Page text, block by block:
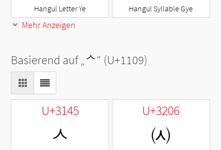
Hangul Letter Ye Hangul Syllable Gye
Mehr Anzeigen
Basierend auf „ᄉ“ (U+1109)
U+3145
ㅅ
U+3206
㈆